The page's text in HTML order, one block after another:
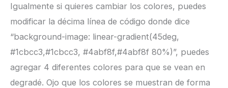
Igualmente si quieres cambiar los colores, puedes
modificar la décima línea de código donde dice
“background-image: linear-gradient(45deg,
#1cbcc3,#1cbcc3, #4abf8f,#4abf8f 80%)”, puedes
agregar 4 diferentes colores para que se vean en
degradé. Ojo que los colores se muestran de forma